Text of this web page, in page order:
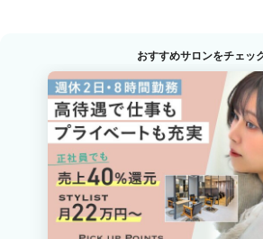
沿線・駅を選択 市区町村を選択
仙台市若林区
職種・技能ランク
おすすめサロンをチェッ